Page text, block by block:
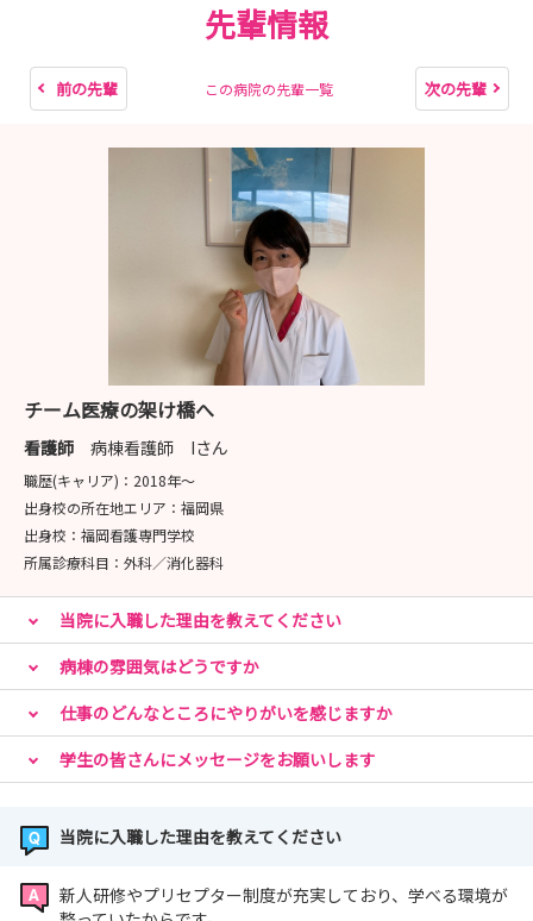
先輩情報
前の先輩 この病院の先輩一覧 次の先輩
チーム医療の架け橋へ
看護師 病棟看護師 Iさん
職歴(キャリア)： 2018年〜
出身校の所在地エリア： 福岡県
出身校： 福岡看護専門学校
所属診療科目： 外科／消化器科
当院に入職した理由を教えてください
病棟の雰囲気はどうですか
仕事のどんなところにやりがいを感じますか
学生の皆さんにメッセージをお願いします
当院に入職した理由を教えてください
新人研修やプリセプター制度が充実しており、学べる環境が